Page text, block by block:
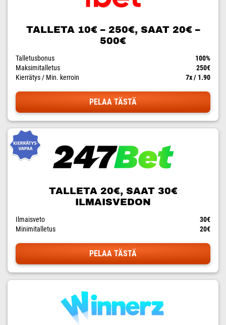
TALLETA 10€ – 250€, SAAT 20€ –
500€
Talletusbonus
100%
Maksimitalletus
250€
Kierrätys / Min. kerroin
7x / 1.90
PELAA TÄSTÄ
TALLETA 20€, SAAT 30€
ILMAISVEDON
Ilmaisveto
30€
Minimitalletus
20€
PELAA TÄSTÄ